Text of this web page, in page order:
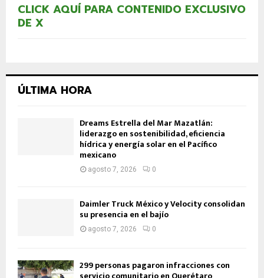
CLICK AQUÍ PARA CONTENIDO EXCLUSIVO
DE X
ÚLTIMA HORA
Dreams Estrella del Mar Mazatlán:
liderazgo en sostenibilidad, eficiencia
hídrica y energía solar en el Pacífico
mexicano
agosto 7, 2026 0
Daimler Truck México y Velocity consolidan
su presencia en el bajío
agosto 7, 2026 0
299 personas pagaron infracciones con